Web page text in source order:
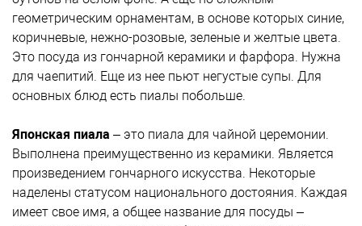
геометрическим орнаментам, в основе которых синие,
коричневые, нежно-розовые, зеленые и желтые цвета.
Это посуда из гончарной керамики и фарфора. Нужна
для чаепитий. Еще из нее пьют негустые супы. Для
основных блюд есть пиалы побольше.
Японская пиала – это пиала для чайной церемонии.
Выполнена преимущественно из керамики. Является
произведением гончарного искусства. Некоторые
наделены статусом национального достояния. Каждая
имеет свое имя, а общее название для посуды –